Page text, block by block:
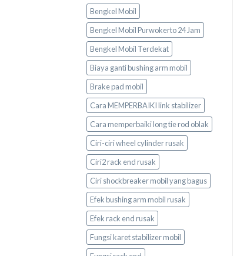
Bengkel Mobil
Bengkel Mobil Purwokerto 24 Jam
Bengkel Mobil Terdekat
Biaya ganti bushing arm mobil
Brake pad mobil
Cara MEMPERBAIKI link stabilizer
Cara memperbaiki long tie rod oblak
Ciri-ciri wheel cylinder rusak
Ciri2 rack end rusak
Ciri shockbreaker mobil yang bagus
Efek bushing arm mobil rusak
Efek rack end rusak
Fungsi karet stabilizer mobil